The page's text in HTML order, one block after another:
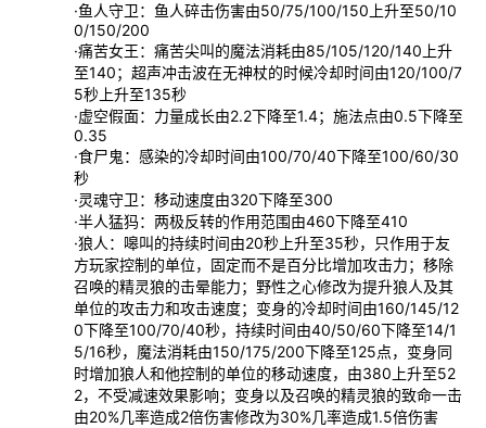
·鱼人守卫：鱼人碎击伤害由50/75/100/150上升至50/10
0/150/200
·痛苦女王：痛苦尖叫的魔法消耗由85/105/120/140上升
至140；超声冲击波在无神杖的时候冷却时间由120/100/7
5秒上升至135秒
·虚空假面：力量成长由2.2下降至1.4；施法点由0.5下降至
0.35
·食尸鬼：感染的冷却时间由100/70/40下降至100/60/30
秒
·灵魂守卫：移动速度由320下降至300
·半人猛犸：两极反转的作用范围由460下降至410
·狼人：嗥叫的持续时间由20秒上升至35秒，只作用于友
方玩家控制的单位，固定而不是百分比增加攻击力；移除
召唤的精灵狼的击晕能力；野性之心修改为提升狼人及其
单位的攻击力和攻击速度；变身的冷却时间由160/145/12
0下降至100/70/40秒，持续时间由40/50/60下降至14/1
5/16秒，魔法消耗由150/175/200下降至125点，变身同
时增加狼人和他控制的单位的移动速度，由380上升至52
2，不受减速效果影响；变身以及召唤的精灵狼的致命一击
由20%几率造成2倍伤害修改为30%几率造成1.5倍伤害